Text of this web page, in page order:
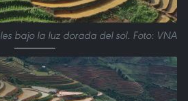
bajo la luz dorada del sol. Foto: VNA